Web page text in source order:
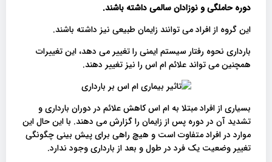
دوره حاملگی و نوزادان سالمی داشته باشند.
این گروه از افراد می توانند زایمان طبیعی نیز داشته باشند.
بارداری نحوه رفتار سیستم ایمنی را تغییر می دهد، این تغییرات
همچنین می تواند علائم ام اس را نیز تغییر دهند.
بسیاری از افراد مبتلا به ام اس کاهش علائم در دوران بارداری و
تشدید آن در دوره پس از زایمان را گزارش می دهند. با این حال این
موارد در افراد متفاوت است و هیچ راهی برای پیش بینی چگونگی
تغییر وضعیت یک فرد در طول و بعد از بارداری وجود ندارد.